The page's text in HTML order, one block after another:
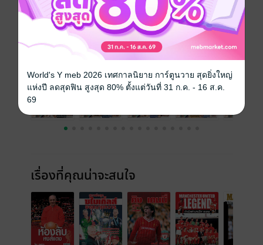
ราคาปก 35 บาท
ฉบับย้อนหลัง ดูทั้งหมด
เรื่องที่คุณน่าจะสนใจ
World's Y meb 2026 เทศกาลนิยาย การ์ตูนวาย สุดยิ่งใหญ่
แห่งปี ลดสุดฟิน สูงสุด 80% ตั้งแต่วันที่ 31 ก.ค. - 16 ส.ค.
69